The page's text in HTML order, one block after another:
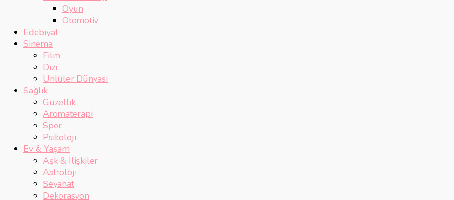
Oyun
Otomotiv
Edebiyat
Sinema
Film
Dizi
Ünlüler Dünyası
Sağlık
Güzellik
Aromaterapi
Spor
Psikoloji
Ev & Yaşam
Aşk & İlişkiler
Astroloji
Seyahat
Dekorasyon